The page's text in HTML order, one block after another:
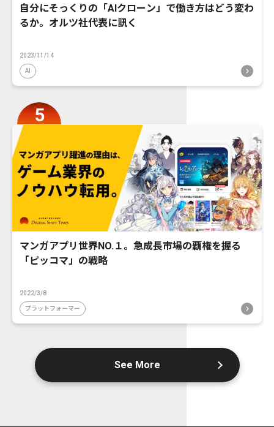
自分にそっくりの「AIクローン」で働き方はどう変わ
るか。オルツ社代表に訊く
2023/11/14
AI
マンガアプリ世界NO.１。急成長市場の覇権を握る
「ピッコマ」の戦略
2022/3/8
プラットフォーマー
See More